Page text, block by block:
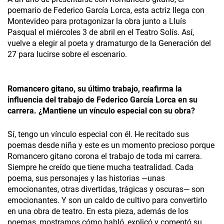
poemario de Federico García Lorca, esta actriz llega con
Montevideo para protagonizar la obra junto a Lluís
Pasqual el miércoles 3 de abril en el Teatro Solís. Así,
vuelve a elegir al poeta y dramaturgo de la Generación del
27 para lucirse sobre el escenario.
Romancero gitano, su último trabajo, reafirma la
influencia del trabajo de Federico García Lorca en su
carrera. ¿Mantiene un vínculo especial con su obra?
Sí, tengo un vínculo especial con él. He recitado sus
poemas desde niña y este es un momento precioso porque
Romancero gitano corona el trabajo de toda mi carrera.
Siempre he creído que tiene mucha teatralidad. Cada
poema, sus personajes y las historias —unas
emocionantes, otras divertidas, trágicas y oscuras— son
emocionantes. Y son un caldo de cultivo para convertirlo
en una obra de teatro. En esta pieza, además de los